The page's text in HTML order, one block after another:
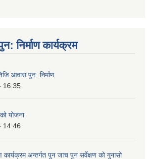
निर्माण कार्यक्रम
आवास पुन: निर्माण
16:35
योजना
14:46
कार्यक्रम अन्तर्गत पुन जाच पुन सर्वेक्षण को गुनासो